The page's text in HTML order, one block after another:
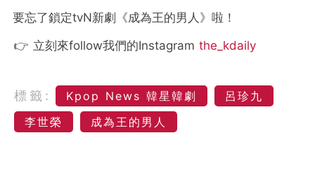
要忘了鎖定tvN新劇《成為王的男人》啦！
👉 立刻來follow我們的Instagram the_kdaily
標籤: Kpop News 韓星韓劇
呂珍九
李世榮
成為王的男人